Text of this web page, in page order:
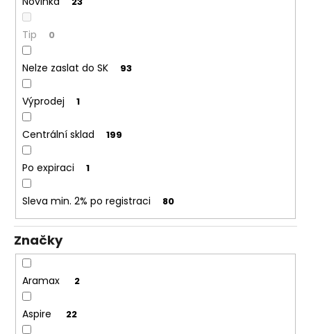
Tip 0
Nelze zaslat do SK 93
Výprodej 1
Centrální sklad 199
Po expiraci 1
Sleva min. 2% po registraci 80
Značky
Aramax 2
Aspire 22